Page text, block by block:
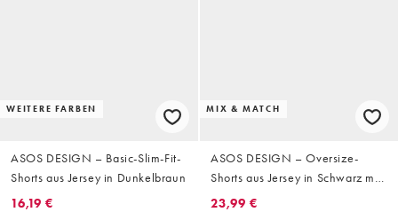
WEITERE FARBEN
ASOS DESIGN – Basic-Slim-Fit-
Shorts aus Jersey in Dunkelbraun
16,19 €
MIX & MATCH
ASOS DESIGN – Oversize-
Shorts aus Jersey in Schwarz mit
Biesen
23,99 €